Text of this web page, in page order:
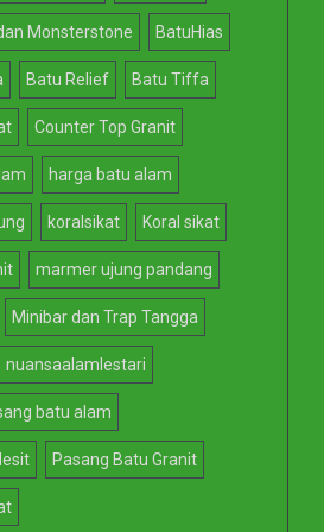
Monsterstone BatuHias
Batu Relief Batu Tiffa
Counter Top Granit
harga batu alam
koralsikat Koral sikat
marmer ujung pandang
Minibar dan Trap Tangga
nuansaalamlestari
batu alam
Pasang Batu Granit